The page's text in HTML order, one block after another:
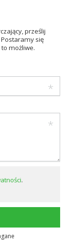
prześlij
się
możliwe.
.